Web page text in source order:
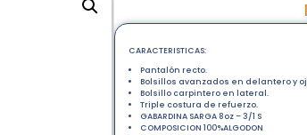
CARACTERISTICAS:
Pantalón recto.
Bolsillos avanzados en delantero y
Bolsillo carpintero en lateral.
Triple costura de refuerzo.
GABARDINA SARGA 8oz – 3/1 S
COMPOSICION 100%ALGODON